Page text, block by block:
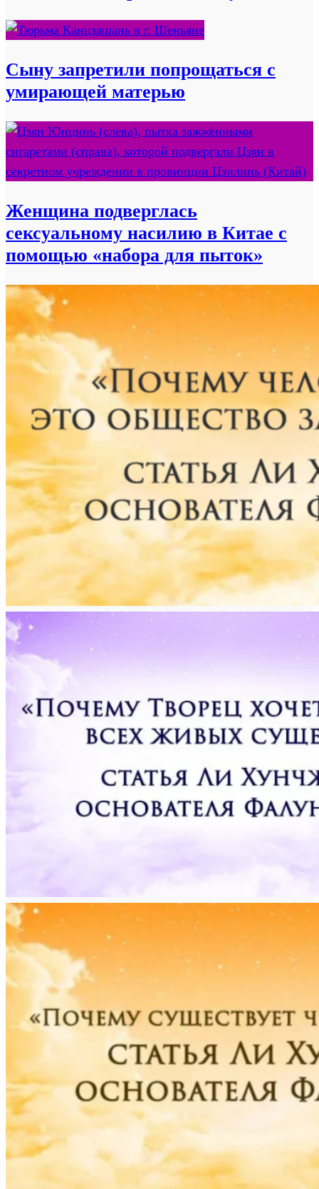
Сыну запретили попрощаться с
умирающей матерью
Женщина подверглась
сексуальному насилию в Китае с
помощью «набора для пыток»